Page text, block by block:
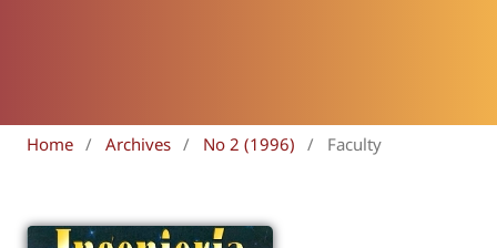
Home / Archives / No 2 (1996) / Faculty